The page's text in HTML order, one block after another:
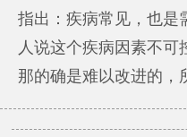
指出：疾病常见，也是
人说这个疾病因素不可
那的确是难以改进的，